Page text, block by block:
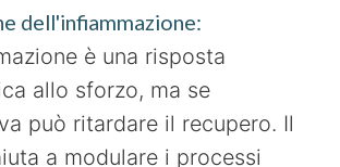
dell'infiammazione:
è una risposta
allo sforzo, ma se
può ritardare il recupero. Il
a modulare i processi